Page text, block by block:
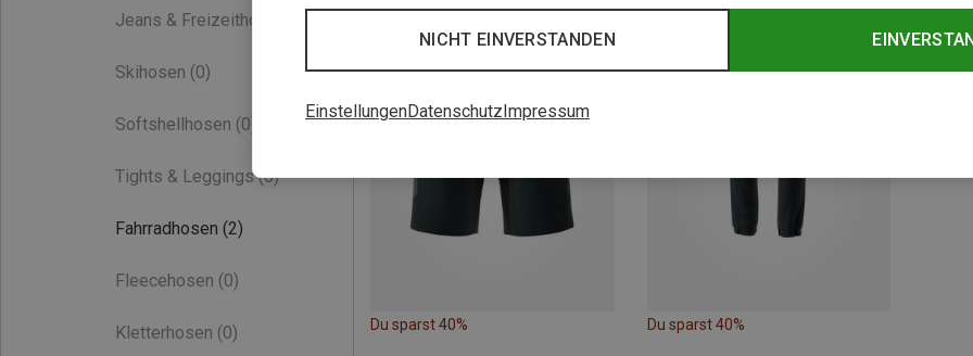
Jeans & Freizeithosen
Skihosen (0)
Softshellhosen (0)
Tights & Leggings (0)
Fahrradhosen (2)
Fleecehosen (0)
Kletterhosen (0) Du sparst 40% Du sparst 40%
NICHT EINVERSTANDEN
EinstellungenDatenschutzImpressum